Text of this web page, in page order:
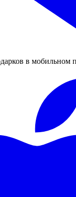
в мобильном